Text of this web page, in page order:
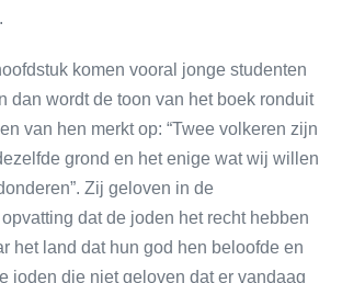
komen vooral jonge studenten
dan wordt de toon van het boek ronduit
van hen merkt op: “Twee volkeren zijn
grond en het enige wat wij willen
Zij geloven in de
dat de joden het recht hebben
het land dat hun god hen beloofde en
joden die niet geloven dat er vandaag